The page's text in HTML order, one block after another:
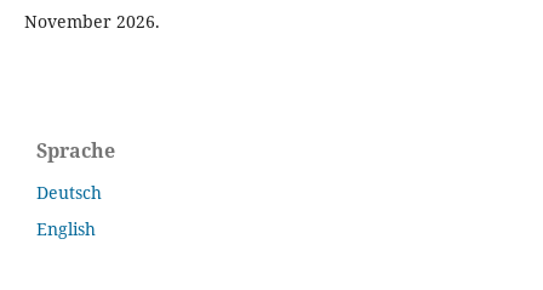
November 2026.
Sprache
Deutsch
English